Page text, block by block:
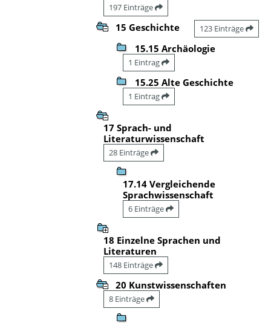
197 Einträge
15 Geschichte 123 Einträge
15.15 Archäologie
1 Eintrag
15.25 Alte Geschichte
1 Eintrag
17 Sprach- und
Literaturwissenschaft
28 Einträge
17.14 Vergleichende
Sprachwissenschaft
6 Einträge
18 Einzelne Sprachen und
Literaturen
148 Einträge
20 Kunstwissenschaften
8 Einträge